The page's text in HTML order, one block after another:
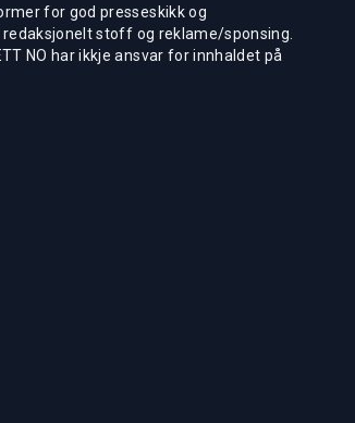
for god presseskikk og
stoff og reklame/sponsing.
NO har ikkje ansvar for innhaldet på